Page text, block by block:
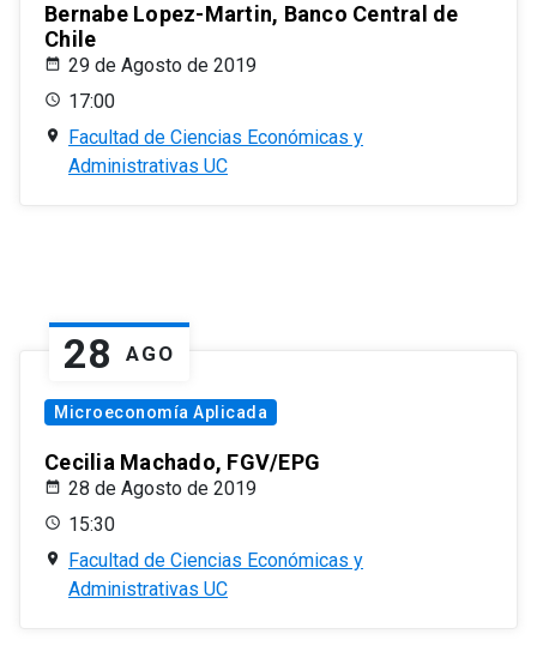
Bernabe Lopez-Martin, Banco Central de
Chile
29 de Agosto de 2019
17:00
Facultad de Ciencias Económicas y
Administrativas UC
28 AGO
Microeconomía Aplicada
Cecilia Machado, FGV/EPG
28 de Agosto de 2019
15:30
Facultad de Ciencias Económicas y
Administrativas UC